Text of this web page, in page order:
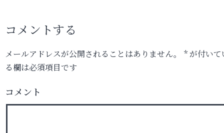
コメントする
メールアドレスが公開されることはありません。 *が付いて
る欄は必須項目です
コメント